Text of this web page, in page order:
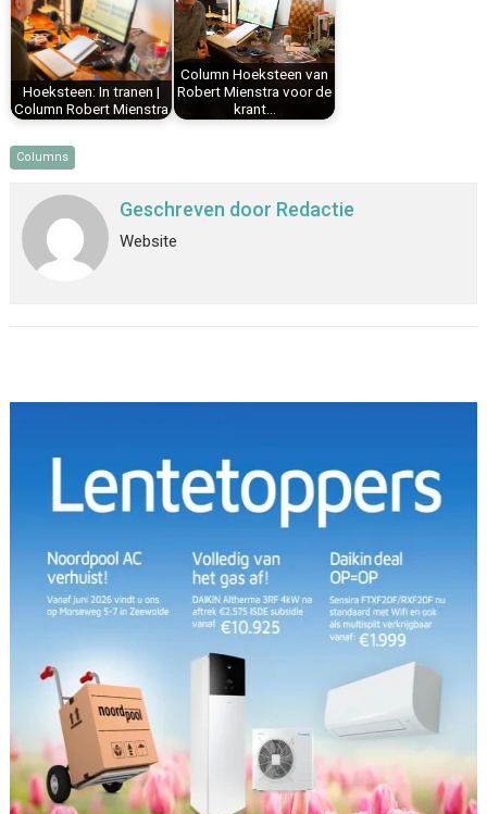
20. Hoeksteen: In tranen 02-01-2023
21. Hoeksteen: Politicus van het Jaar 2022
22. Hoeksteen: Persvrijheid
Hoeksteen: In tranen |
Column Robert Mienstra
Column Hoeksteen van
Robert Mienstra voor de
krant…
Columns
Geschreven door Redactie
Website